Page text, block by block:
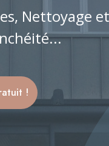
Nettoyage
!